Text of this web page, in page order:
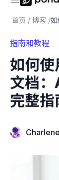
首页 / 博客 /
指南和教程
如何
文档
完整指